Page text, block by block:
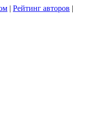
| Рейтинг авторов |